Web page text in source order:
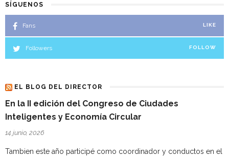
SÍGUENOS
Fans LIKE
Followers FOLLOW
EL BLOG DEL DIRECTOR
En la II edición del Congreso de Ciudades
Inteligentes y Economía Circular
14 junio, 2026
Tambien este año participé como coordinador y conductos en el